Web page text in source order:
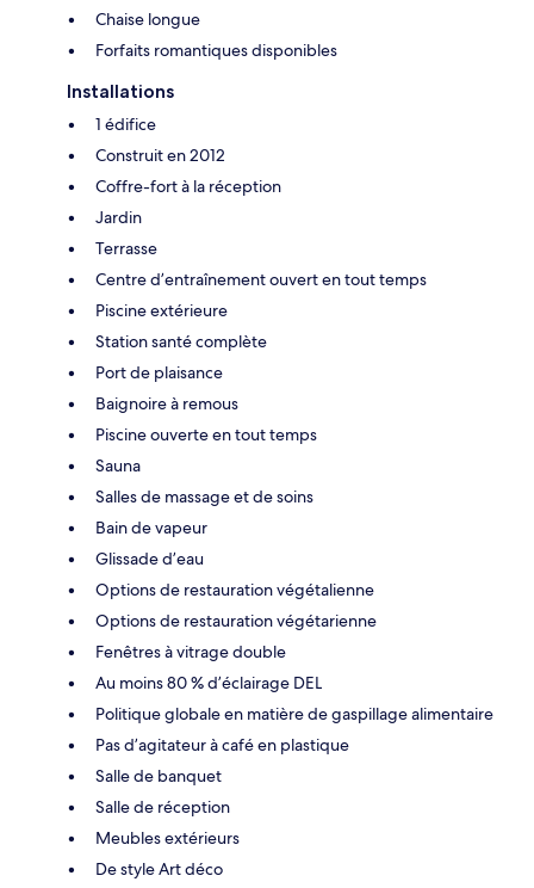
Chaise longue
Forfaits romantiques disponibles
Installations
1 édifice
Construit en 2012
Coffre-fort à la réception
Jardin
Terrasse
Centre d’entraînement ouvert en tout temps
Piscine extérieure
Station santé complète
Port de plaisance
Baignoire à remous
Piscine ouverte en tout temps
Sauna
Salles de massage et de soins
Bain de vapeur
Glissade d’eau
Options de restauration végétalienne
Options de restauration végétarienne
Fenêtres à vitrage double
Au moins 80 % d’éclairage DEL
Politique globale en matière de gaspillage alimentaire
Pas d’agitateur à café en plastique
Salle de banquet
Salle de réception
Meubles extérieurs
De style Art déco